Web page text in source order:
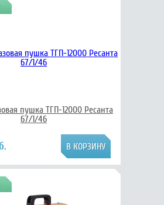
пушка ТГП-12000 Ресанта
67/1/46